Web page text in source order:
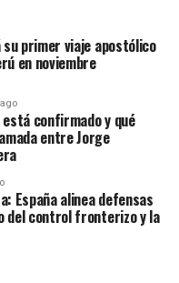
su primer viaje apostólico
en noviembre
está confirmado y qué
entre Jorge
España alinea defensas
del control fronterizo y la